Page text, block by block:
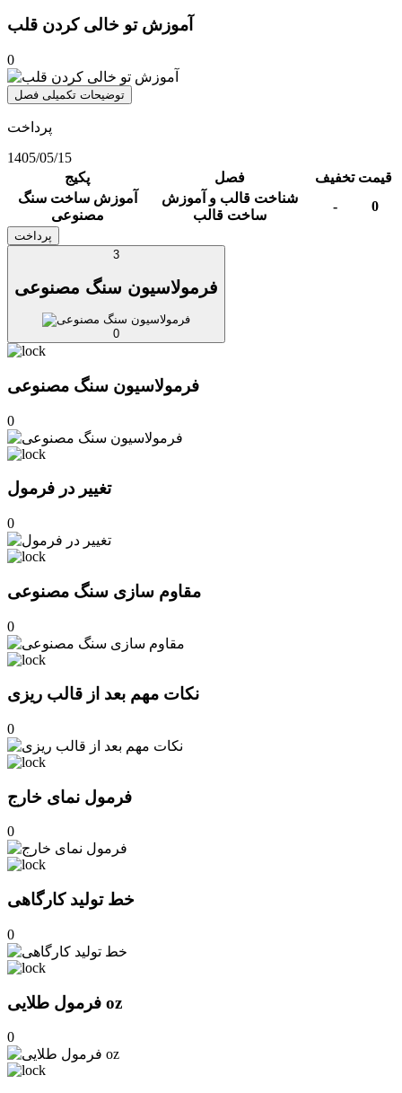
آموزش تو خالی کردن قلب
0
توضیحات تکمیلی فصل
پرداخت
1405/05/15
پکیج
فصل تخفیف قیمت
آموزش ساخت سنگ
مصنوعی
شناخت قالب و آموزش
ساخت قالب
- 0
پرداخت
3
فرمولاسیون سنگ مصنوعی
0
فرمولاسیون سنگ مصنوعی
0
تغییر در فرمول
0
مقاوم سازی سنگ مصنوعی
0
نکات مهم بعد از قالب ریزی
0
فرمول نمای خارج
0
خط تولید کارگاهی
0
فرمول طلایی oz
0